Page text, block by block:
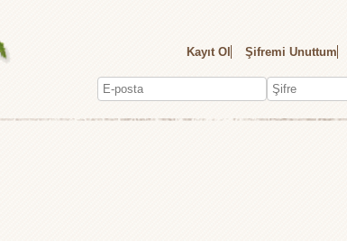
Kayıt Ol Şifremi Unuttum